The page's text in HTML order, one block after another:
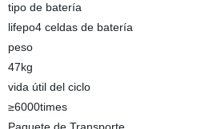
tipo de batería
lifepo4 celdas de batería
peso
47kg
vida útil del ciclo
≥6000times